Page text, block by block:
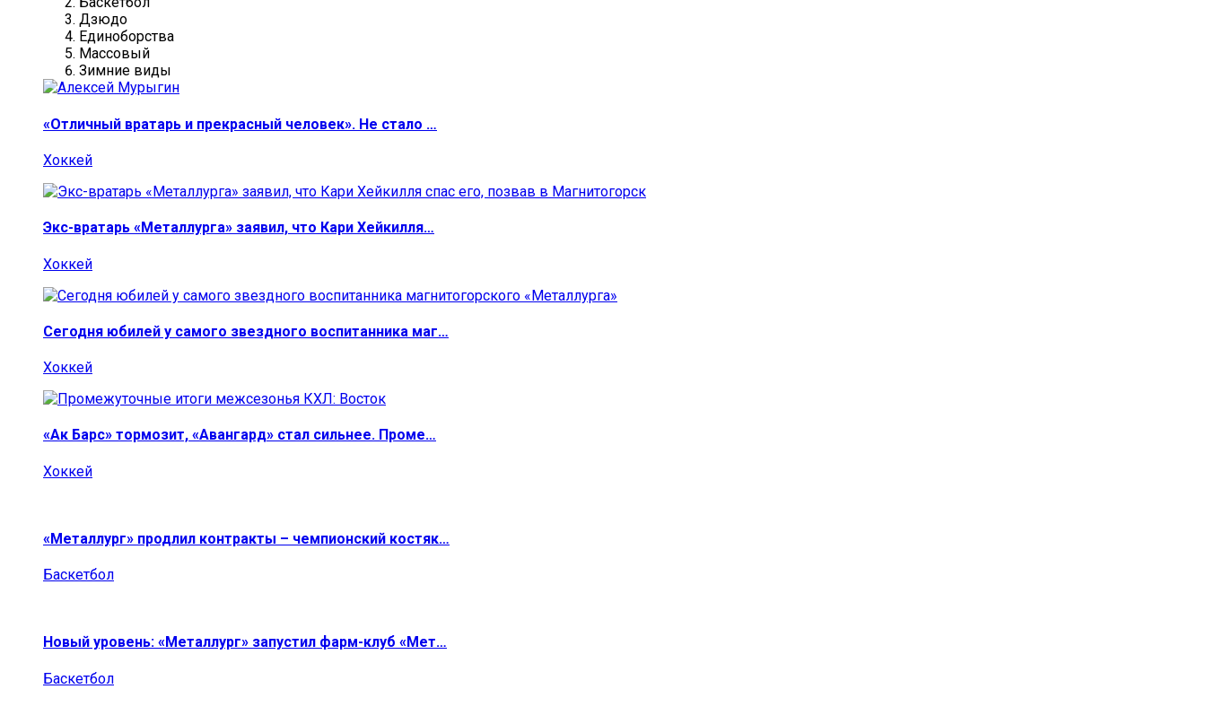
Дзюдо
Единоборства
Массовый
Зимние виды
«Отличный вратарь и прекрасный человек». Не стало …
Хоккей
Экс-вратарь «Металлурга» заявил, что Кари Хейкилля…
Хоккей
Сегодня юбилей у самого звездного воспитанника маг…
Хоккей
«Ак Барс» тормозит, «Авангард» стал сильнее. Проме…
Хоккей
«Металлург» продлил контракты – чемпионский костяк…
Баскетбол
Новый уровень: «Металлург» запустил фарм-клуб «Мет…
Баскетбол